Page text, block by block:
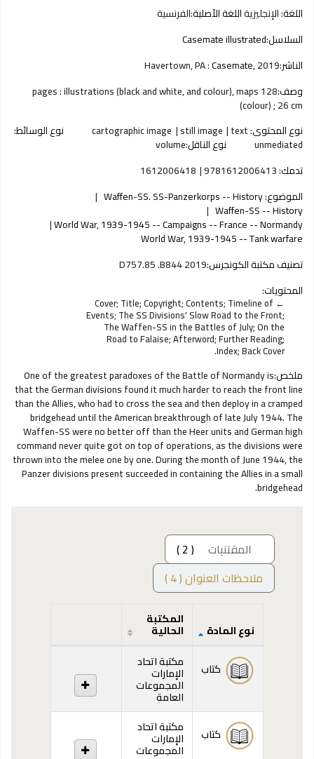
اللغة:الإنجليزيةاللغة الأصلية:الفرنسية
السلاسل:Casemate illustrated
الناشر:
Havertown, PA :Casemate,2019
وصف:
128 pages : illustrations (black and white, and colour), maps
(colour) ; 26 cm
نوع المحتوى:text
still image
cartographic image نوع الوسائط:
unmediated نوع الناقل:volume
تدمك:9781612006413
1612006418
الموضوع:Waffen-SS. SS-Panzerkorps -- History
Waffen-SS -- History
World War, 1939-1945 -- Campaigns -- France -- Normandy
World War, 1939-1945 -- Tank warfare
تصنيف مكتبة الكونجرس:D757.85 .B844 2019
المحتويات:
Cover; Title; Copyright; Contents; Timeline of
Events; The SS Divisions' Slow Road to the Front;
The Waffen-SS in the Battles of July; On the
Road to Falaise; Afterword; Further Reading;
Index; Back Cover.
ملخص:One of the greatest paradoxes of the Battle of Normandy is
that the German divisions found it much harder to reach the front line
than the Allies, who had to cross the sea and then deploy in a cramped
bridgehead until the American breakthrough of late July 1944. The
Waffen-SS were no better off than the Heer units and German high
command never quite got on top of operations, as the divisions were
thrown into the melee one by one. During the month of June 1944, the
Panzer divisions present succeeded in containing the Allies in a small
bridgehead.
المقتنيات
( 2 )
ملاحظات العنوان ( 4 )
المقتنيات
نوع المادة
المكتبة
الحالية
كتاب مكتبة اتحاد
الإمارات
المجموعات
العامة
كتاب
مكتبة اتحاد
الإمارات
المجموعات